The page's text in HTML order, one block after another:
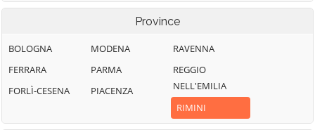
Province
BOLOGNA
FERRARA
FORLÌ-CESENA
MODENA
PARMA
PIACENZA
RAVENNA
REGGIO
NELL'EMILIA
RIMINI